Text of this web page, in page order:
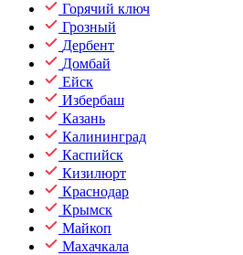
Горячий ключ
Грозный
Дербент
Домбай
Ейск
Избербаш
Казань
Калининград
Каспийск
Кизилюрт
Краснодар
Крымск
Майкоп
Махачкала